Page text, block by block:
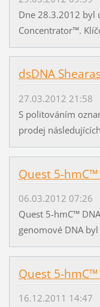
Dne 28.3.2012 byl
Concentrator™.
dsDNA
27.03.2012 21:58
S politováním
prodej
Quest 5-hmC™
06.03.2012 07:26
Quest 5-hmC™
genomové DNA
Quest 5-
16.12.2011 14:47